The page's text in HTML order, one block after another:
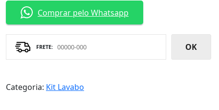
Comprar pelo Whatsapp
OK
Categoria: Kit Lavabo